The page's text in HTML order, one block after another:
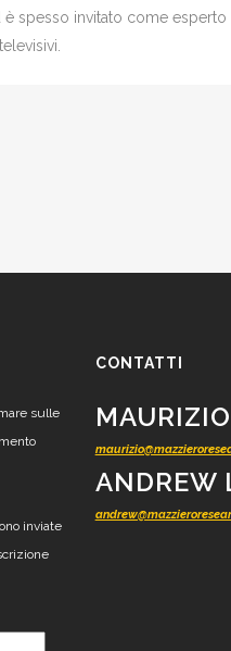
spesso invitato come
sulle
inviate
CONTATTI
ANDREW